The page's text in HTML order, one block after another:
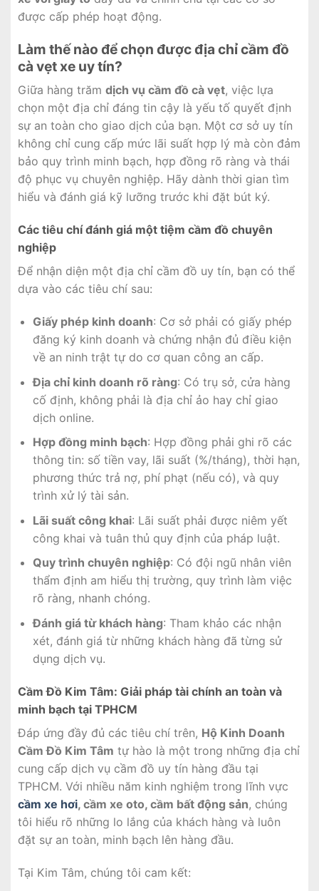
được cấp phép hoạt động.
Làm thế nào để chọn được địa chỉ cầm đồ
cà vẹt xe uy tín?
Giữa hàng trăm dịch vụ cầm đồ cà vẹt, việc lựa
chọn một địa chỉ đáng tin cậy là yếu tố quyết định
sự an toàn cho giao dịch của bạn. Một cơ sở uy tín
không chỉ cung cấp mức lãi suất hợp lý mà còn đảm
bảo quy trình minh bạch, hợp đồng rõ ràng và thái
độ phục vụ chuyên nghiệp. Hãy dành thời gian tìm
hiểu và đánh giá kỹ lưỡng trước khi đặt bút ký.
Các tiêu chí đánh giá một tiệm cầm đồ chuyên
nghiệp
Để nhận diện một địa chỉ cầm đồ uy tín, bạn có thể
dựa vào các tiêu chí sau:
Giấy phép kinh doanh: Cơ sở phải có giấy phép
đăng ký kinh doanh và chứng nhận đủ điều kiện
về an ninh trật tự do cơ quan công an cấp.
Địa chỉ kinh doanh rõ ràng: Có trụ sở, cửa hàng
cố định, không phải là địa chỉ ảo hay chỉ giao
dịch online.
Hợp đồng minh bạch: Hợp đồng phải ghi rõ các
thông tin: số tiền vay, lãi suất (%/tháng), thời hạn,
phương thức trả nợ, phí phạt (nếu có), và quy
trình xử lý tài sản.
Lãi suất công khai: Lãi suất phải được niêm yết
công khai và tuân thủ quy định của pháp luật.
Quy trình chuyên nghiệp: Có đội ngũ nhân viên
thẩm định am hiểu thị trường, quy trình làm việc
rõ ràng, nhanh chóng.
Đánh giá từ khách hàng: Tham khảo các nhận
xét, đánh giá từ những khách hàng đã từng sử
dụng dịch vụ.
Cầm Đồ Kim Tâm: Giải pháp tài chính an toàn và
minh bạch tại TPHCM
Đáp ứng đầy đủ các tiêu chí trên, Hộ Kinh Doanh
Cầm Đồ Kim Tâm tự hào là một trong những địa chỉ
cung cấp dịch vụ cầm đồ uy tín hàng đầu tại
TPHCM. Với nhiều năm kinh nghiệm trong lĩnh vực
cầm xe hơi, cầm xe oto, cầm bất động sản, chúng
tôi hiểu rõ những lo lắng của khách hàng và luôn
đặt sự an toàn, minh bạch lên hàng đầu.
Tại Kim Tâm, chúng tôi cam kết: